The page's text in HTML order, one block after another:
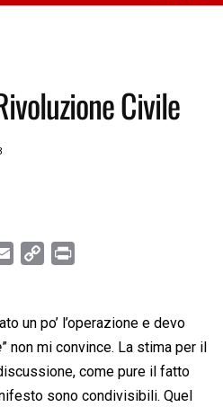
Civile
i
l
y
L
i
n
n
t
un po’ l’operazione e devo
” non mi convince. La stima per il
come pure il fatto
sono condivisibili. Quel